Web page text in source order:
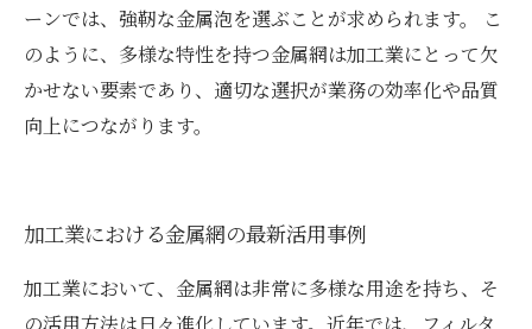
ーンでは、強靭な金属泡を選ぶことが求められます。 こ
のように、多様な特性を持つ金属網は加工業にとって欠
かせない要素であり、適切な選択が業務の効率化や品質
向上につながります。
加工業における金属網の最新活用事例
加工業において、金属網は非常に多様な用途を持ち、そ